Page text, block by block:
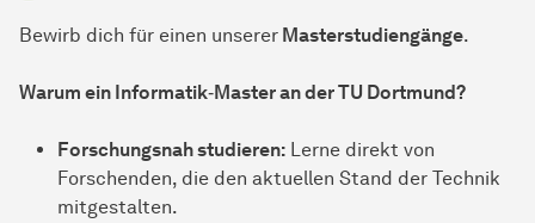
Bewirb dich für einen unserer Masterstudiengänge.
Warum ein Informatik‑Master an der TU Dortmund?
Forschungsnah studieren: Lerne direkt von
Forschenden, die den aktuellen Stand der Technik
mitgestalten.